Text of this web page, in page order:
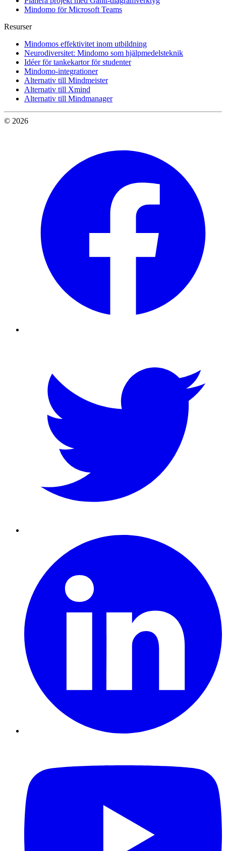
Mindomo för Microsoft Teams
Resurser
Mindomos effektivitet inom utbildning
Neurodiversitet: Mindomo som hjälpmedelsteknik
Idéer för tankekartor för studenter
Mindomo-integrationer
Alternativ till Mindmeister
Alternativ till Xmind
Alternativ till Mindmanager
© 2026